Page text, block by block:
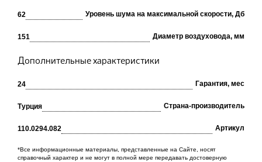
62 Уровень шума на максимальной скорости, Дб
151 Диаметр воздуховода, мм
Дополнительные характеристики
24 Гарантия, мес
Турция Cтрана-производитель
110.0294.082 Артикул
*Все информационные материалы, представленные на Сайте, носят
справочный характер и не могут в полной мере передавать достоверную